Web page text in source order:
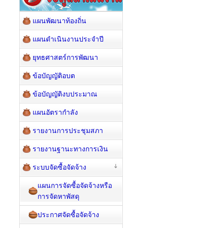
แผนพัฒนาท้องถิ่น
แผนดำเนินงานประจำปี
ยุทธศาสตร์การพัฒนา
ข้อบัญญัติอบต
ข้อบัญญัติงบประมาณ
แผนอัตรากำลัง
รายงานการประชุมสภา
รายงานฐานะทางการเงิน
ระบบจัดซื้อจัดจ้าง
แผนการจัดซื้อจัดจ้างหรือ
การจัดหาพัสดุ
ประกาศจัดซื้อจัดจ้าง